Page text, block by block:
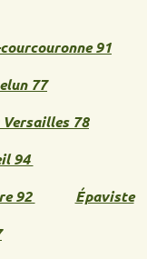
91
77
78
94
92
Épaviste